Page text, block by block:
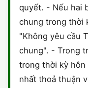
quyết. - Nếu hai
chung trong thời
"Không yêu cầu
chung". - Trong
trong thời kỳ hôn
nhất thoả thuận